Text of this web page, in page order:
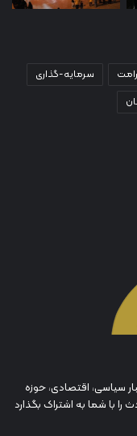
سرمایه-گذاری
سیاسی، اقتصادی، حوزه
با شما به اشتراک بگذارد